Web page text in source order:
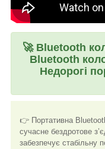
🚀 Bluetooth
Bluetooth
Недорогі
👉 Портативна
сучасне бездротове
забезпечує стабільну